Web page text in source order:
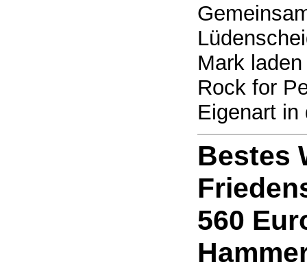
Mark
Rock for
Eigenart in
Bestes
560